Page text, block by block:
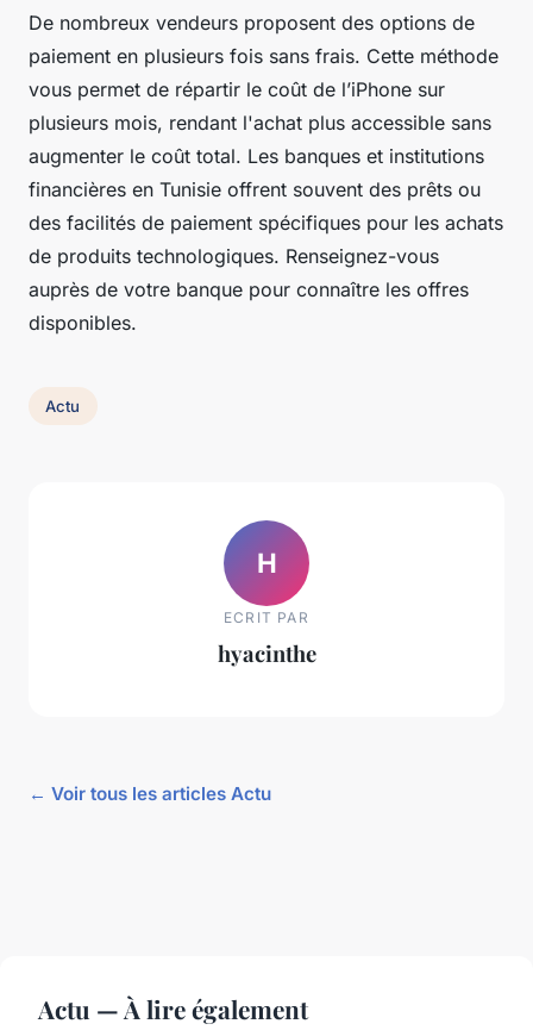
De nombreux vendeurs proposent des options de
paiement en plusieurs fois sans frais. Cette méthode
vous permet de répartir le coût de l’iPhone sur
plusieurs mois, rendant l'achat plus accessible sans
augmenter le coût total. Les banques et institutions
financières en Tunisie offrent souvent des prêts ou
des facilités de paiement spécifiques pour les achats
de produits technologiques. Renseignez-vous
auprès de votre banque pour connaître les offres
disponibles.
Actu
H
ECRIT PAR
hyacinthe
← Voir tous les articles Actu
Actu — À lire également